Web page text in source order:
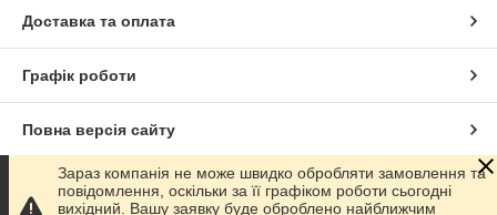
Доставка та оплата
Графік роботи
Повна версія сайту
Сайт створено на маркетплейсіProm.ua
Зараз компанія не може швидко обробляти замовлення та
повідомлення, оскільки за її графіком роботи сьогодні
вихідний. Вашу заявку буде оброблено найближчим